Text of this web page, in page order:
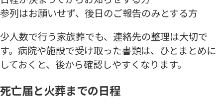
参列はお願いせず、後日のご報告のみとする方
少人数で行う家族葬でも、連絡先の整理は大切で
す。病院や施設で受け取った書類は、ひとまとめに
しておくと、後から確認しやすくなります。
死亡届と火葬までの日程